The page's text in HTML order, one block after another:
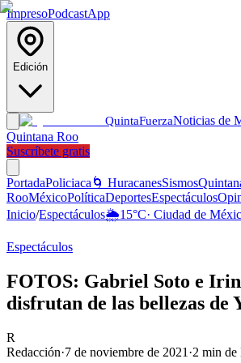
ImpresoPodcastApp
Edición
QuintaFuerzaNoticias de
Quintana Roo
Suscríbete gratis
PortadaPoliciaca 🌀 HuracanesSismos
RooMéxicoPolíticaDeportesEspectáculos
Inicio/Espectáculos🌦️15°C· Ciudad de
Espectáculos
FOTOS: Gabriel Soto e
disfrutan de las bellezas de
R
Redacción·7 de noviembre de 2021 ·2 min de